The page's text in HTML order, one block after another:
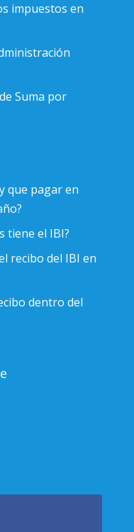
impuestos en
Suma por
que pagar en
tiene el IBI?
recibo del IBI en
dentro del